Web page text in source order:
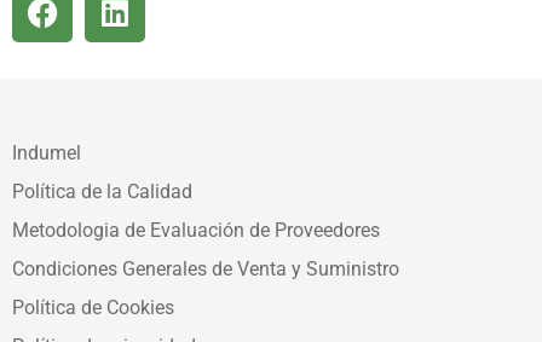
Indumel
Política de la Calidad
Metodologia de Evaluación de Proveedores
Condiciones Generales de Venta y Suministro
Política de Cookies